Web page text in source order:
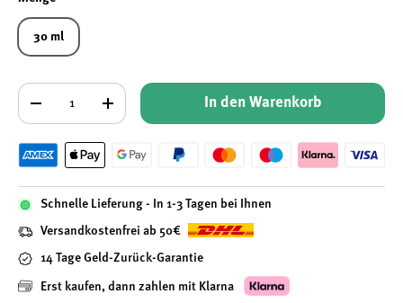
30 ml
Anzahl
+ In den Warenkorb
Schnelle Lieferung - In 1-3 Tagen bei Ihnen
Versandkostenfrei ab 50€
14 Tage Geld-Zurück-Garantie
Erst kaufen, dann zahlen mit Klarna